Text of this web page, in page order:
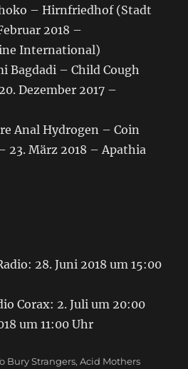
– Hirnfriedhof (Stadt
2018 –
International)
Bagdadi – Child Cough
Dezember 2017 –
Anal Hydrogen – Coin
23. März 2018 – Apathia
28. Juni 2018 um 15:00
Corax: 2. Juli um 20:00
um 11:00 Uhr
Bury Strangers,Acid Mothers